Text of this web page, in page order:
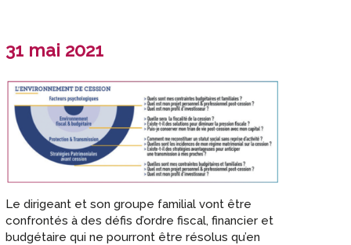
31 mai 2021
Le dirigeant et son groupe familial vont être
confrontés à des défis d’ordre fiscal, financier et
budgétaire qui ne pourront être résolus qu’en